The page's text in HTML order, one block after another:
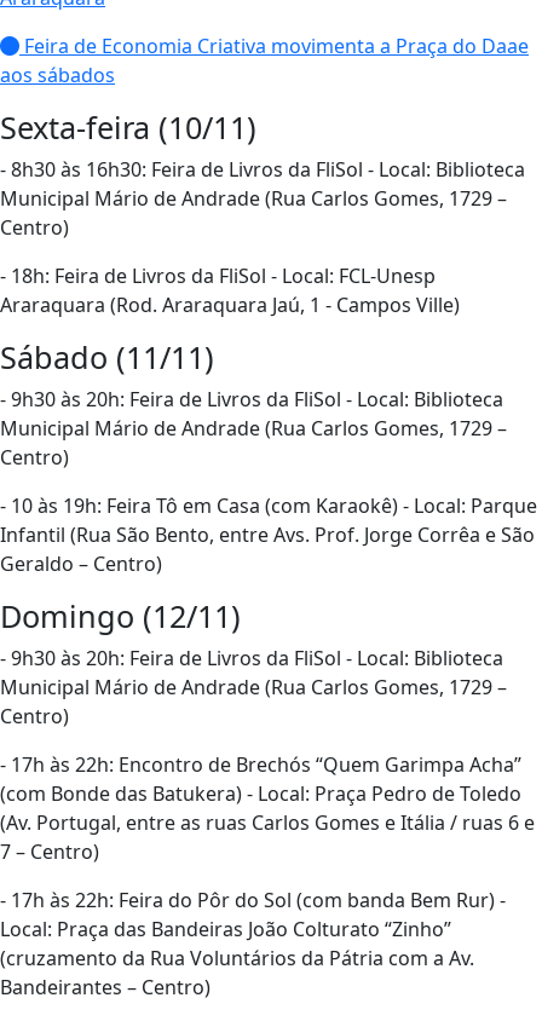
Feira de Economia Criativa movimenta a Praça do Daae
aos sábados
Sexta-feira (10/11)
- 8h30 às 16h30: Feira de Livros da FliSol - Local: Biblioteca
Municipal Mário de Andrade (Rua Carlos Gomes, 1729 –
Centro)
- 18h: Feira de Livros da FliSol - Local: FCL-Unesp
Araraquara (Rod. Araraquara Jaú, 1 - Campos Ville)
Sábado (11/11)
- 9h30 às 20h: Feira de Livros da FliSol - Local: Biblioteca
Municipal Mário de Andrade (Rua Carlos Gomes, 1729 –
Centro)
- 10 às 19h: Feira Tô em Casa (com Karaokê) - Local: Parque
Infantil (Rua São Bento, entre Avs. Prof. Jorge Corrêa e São
Geraldo – Centro)
Domingo (12/11)
- 9h30 às 20h: Feira de Livros da FliSol - Local: Biblioteca
Municipal Mário de Andrade (Rua Carlos Gomes, 1729 –
Centro)
- 17h às 22h: Encontro de Brechós “Quem Garimpa Acha”
(com Bonde das Batukera) - Local: Praça Pedro de Toledo
(Av. Portugal, entre as ruas Carlos Gomes e Itália / ruas 6 e
7 – Centro)
- 17h às 22h: Feira do Pôr do Sol (com banda Bem Rur) -
Local: Praça das Bandeiras João Colturato “Zinho”
(cruzamento da Rua Voluntários da Pátria com a Av.
Bandeirantes – Centro)